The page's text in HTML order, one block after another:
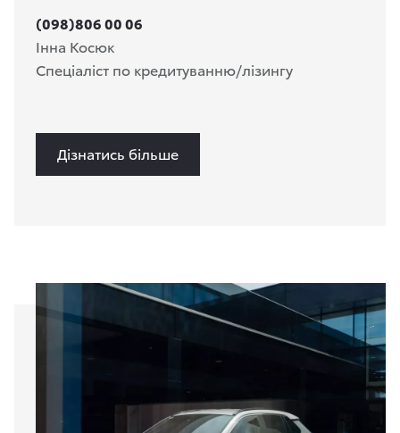
(098)806 00 06
Інна Косюк
Спеціаліст по кредитуванню/лізингу
Дізнатись більше